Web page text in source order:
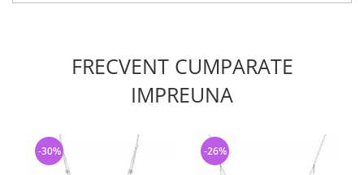
FRECVENT CUMPARATE
IMPREUNA
-30% -26%